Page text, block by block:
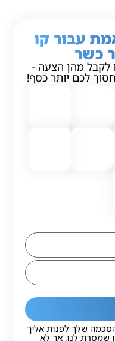
עבור קו
כשר
לקבל מהן הצעה -
לכם יותר כסף!
שלך לפנות אליך
שמסרת לנו, אך לא